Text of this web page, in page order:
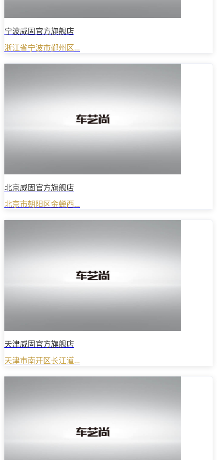
宁波威固官方旗舰店
浙江省宁波市鄞州区...
北京威固官方旗舰店
北京市朝阳区金蝉西...
天津威固官方旗舰店
天津市南开区长江道...